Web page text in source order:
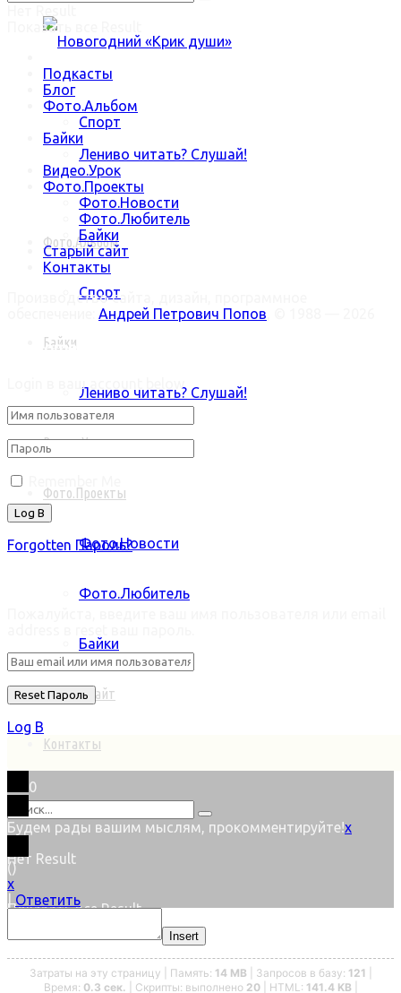
Новогодний «Крик души»
Trending Метки
Фото.Альбом
Спорт
Байки
Лениво читать? Слушай!
Видео.Урок
Фото.Проекты
Фото.Новости
Фото.Любитель
Байки
Старый сайт
Контакты
Нет Result
Показать все Result
Показать все Result
Подкасты
Блог
Фото.Альбом
Спорт
Байки
Лениво читать? Слушай!
Видео.Урок
Фото.Проекты
Фото.Новости
Фото.Любитель
Байки
Старый сайт
Контакты
Производство сайта, дизайн, программное
Андрей Петрович Попов
Welcome Back!
Login в ваш account below
Forgotten Пароль?
Log В
0
Будем рады вашим мыслям, прокомментируйте!x
()
x
|Ответить
Insert
Затраты на эту страницу | Память: 14 MB | Запросов в базу: 121
Время: 0.3 сек. | Скрипты: выполнено 20| HTML: 141.4 KB